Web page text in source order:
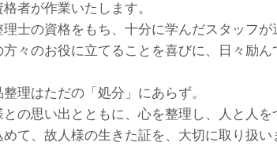
者が作業いたします。
理士の資格をもち、十分に学んだスタッフが
々のお役に立てることを喜びに、日々励ん
理はただの「処分」にあらず。
の思い出とともに、心を整理し、人と人を
て、故人様の生きた証を、大切に取り扱い